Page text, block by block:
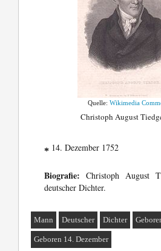
Quelle:Wikimedia
Christoph August
* 14. Dezember 1752
Biografie: Christoph August
deutscher Dichter.
Mann Deutscher Dichter
Geboren 14. Dezember